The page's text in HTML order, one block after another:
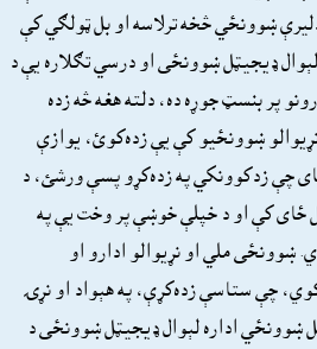
ښوونځي څخه ترلاسه او بل ټولګي کې
ډيجيټل ښوونځى او درسي تګلاره يې د
پر بنسټ جوړه ده، دلته هغه څه زده
ښوونځيو کې يې زده‌کوئ، يوازې
چې زدکوونکي په زده‌کړو پسې ورشئ، د
ځاى کې او د خپلې خوښې پر وخت يې په
ښوونځى ملي او نړيوالو ادارو او
چې ستاسې زده‌کړې، په هېواد او نړۍ
ښوونځي اداره لېوال ډيجيټل ښوونځى د